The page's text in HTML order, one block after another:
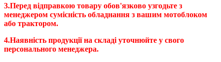
3.Перед відправкою товару обов'язково узгодьте з
менеджером сумісність обладнання з вашим мотоблоком
або трактором.
4.Наявність продукції на складі уточнюйте у свого
персонального менеджера.